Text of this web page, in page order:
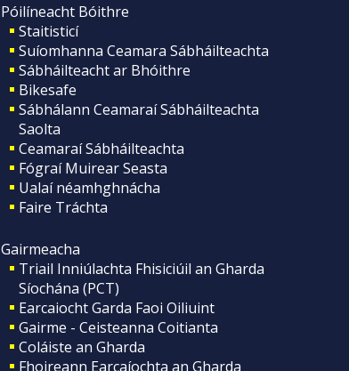
Póilíneacht Bóithre
Staitisticí
Suíomhanna Ceamara Sábháilteachta
Sábháilteacht ar Bhóithre
Bikesafe
Sábhálann Ceamaraí Sábháilteachta
Saolta
Ceamaraí Sábháilteachta
Fógraí Muirear Seasta
Ualaí néamhghnácha
Faire Tráchta
Gairmeacha
Triail Inniúlachta Fhisiciúil an Gharda
Síochána (PCT)
Earcaiocht Garda Faoi Oiliuint
Gairme - Ceisteanna Coitianta
Coláiste an Gharda
Fhoireann Earcaíochta an Gharda